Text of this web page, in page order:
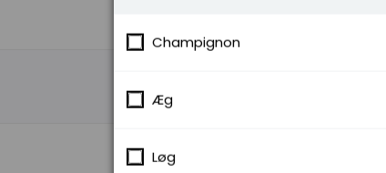
Champignon
Æg
Løg